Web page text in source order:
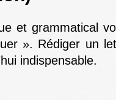
et grammatical
». Rédiger un
indispensable.